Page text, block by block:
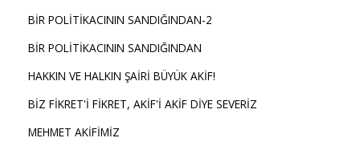
BİR POLİTİKACININ SANDIĞINDAN-2
BİR POLİTİKACININ SANDIĞINDAN
HAKKIN VE HALKIN ŞAİRİ BÜYÜK AKİF!
BİZ FİKRET'İ FİKRET, AKİF'İ AKİF DİYE SEVERİZ
MEHMET AKİFİMİZ